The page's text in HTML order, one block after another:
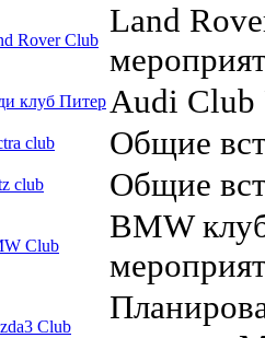
Rover Club
Land
клуб ПитерAudi Club
club Общие
club Общие
Club
BMW
Club